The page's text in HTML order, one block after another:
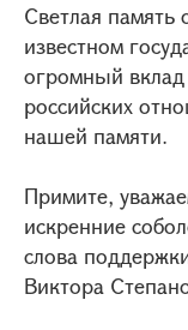
Светлая память
известном
огромный
российских
нашей памяти.
Примите,
искренние
слова
Виктора